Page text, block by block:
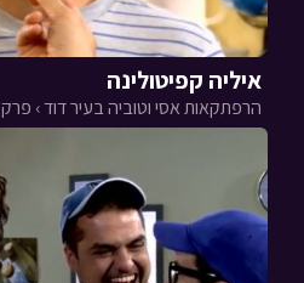
איליה קפיטולינה
הרפתקאות אסי וטוביה בעיר דוד › פרק 12